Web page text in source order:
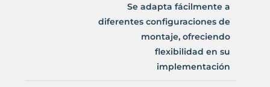
Se adapta fácilmente a
diferentes configuraciones de
montaje, ofreciendo
flexibilidad en su
implementación